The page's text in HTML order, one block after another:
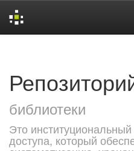
библиотеки
Это
доступа, который